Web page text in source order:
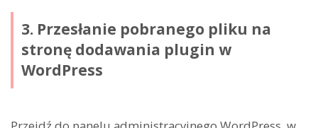
3. Przesłanie pobranego pliku na
stronę dodawania plugin w
WordPress